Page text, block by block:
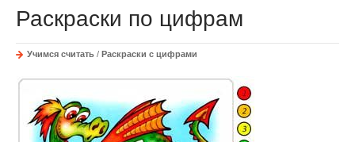
Раскраски по цифрам
Учимся считать / Раскраски с цифрами